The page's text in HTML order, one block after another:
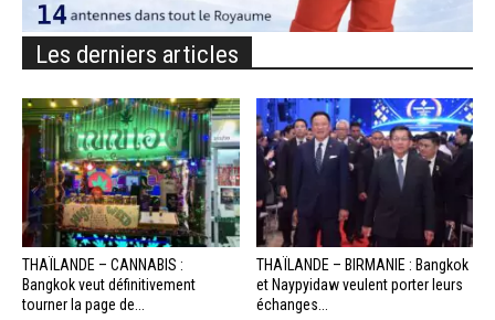
Les derniers articles
THAÏLANDE – CANNABIS :
Bangkok veut définitivement
tourner la page de...
THAÏLANDE – BIRMANIE : Bangkok
et Naypyidaw veulent porter leurs
échanges...